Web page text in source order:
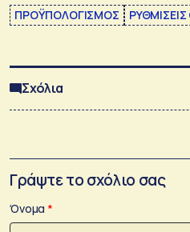
ΠΡΟΫΠΟΛΟΓΙΣΜΟΣ
Σχόλια
Γράψτε το σχόλιο σας
Όνομα